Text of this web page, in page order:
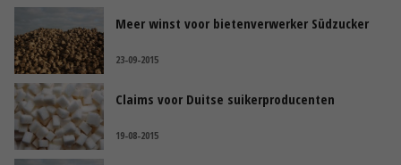
Meer winst voor bietenverwerker Südzucker
23-09-2015
Claims voor Duitse suikerproducenten
19-08-2015